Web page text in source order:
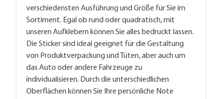
verschiedensten Ausführung und Größe für Sie im
Sortiment. Egal ob rund oder quadratisch, mit
unseren Aufklebern können Sie alles bedruckt lassen.
Die Sticker sind ideal geeignet für die Gestaltung
von Produktverpackung und Tüten, aber auch um
das Auto oder andere Fahrzeuge zu
individualisieren. Durch die unterschiedlichen
Oberflächen können Sie Ihre persönliche Note